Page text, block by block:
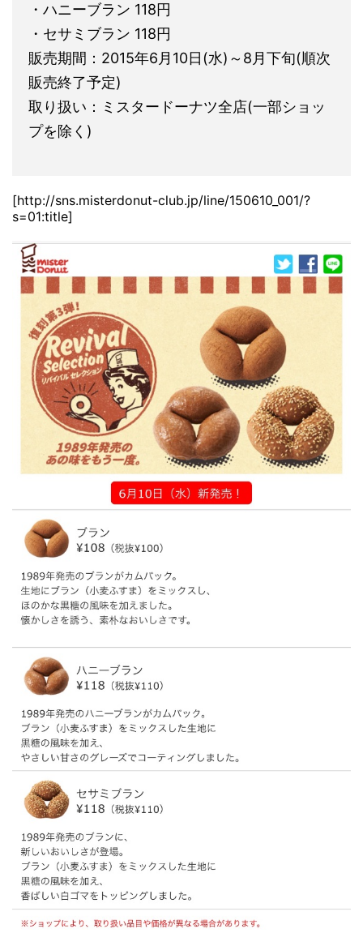
・ハニーブラン 118円
・セサミブラン 118円
販売期間：2015年6月10日(水)～8月下旬(順次
販売終了予定)
取り扱い：ミスタードーナツ全店(一部ショッ
プを除く)
[http://sns.misterdonut-club.jp/line/150610_001/?
s=01:title]